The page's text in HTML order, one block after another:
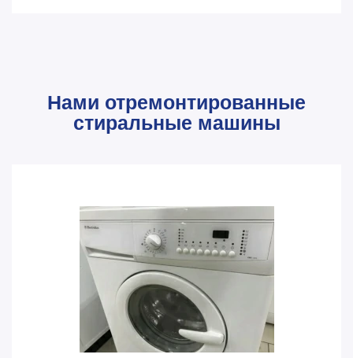
Нами отремонтированные
стиральные машины